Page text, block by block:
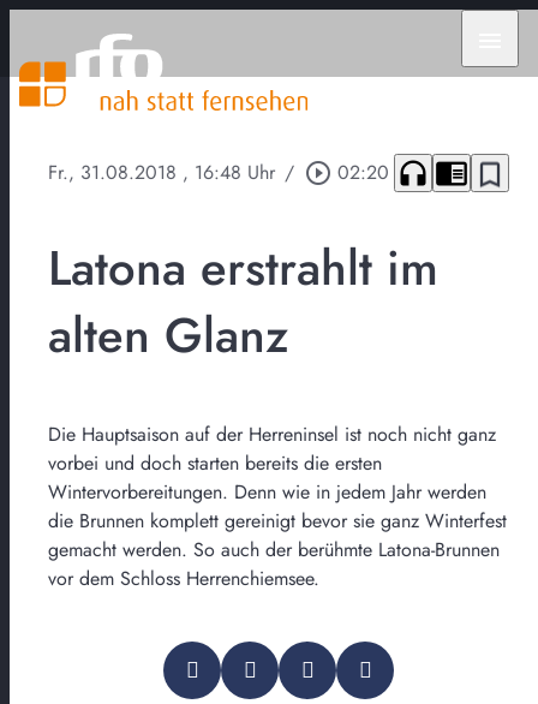
Fr., 31.08.2018 , 16:48 Uhr / play_circle_outline 02:20 headphones chrome_reader_mode bookmark_border
Latona erstrahlt im
alten Glanz
Die Hauptsaison auf der Herreninsel ist noch nicht ganz
vorbei und doch starten bereits die ersten
Wintervorbereitungen. Denn wie in jedem Jahr werden
die Brunnen komplett gereinigt bevor sie ganz Winterfest
gemacht werden. So auch der berühmte Latona-Brunnen
vor dem Schloss Herrenchiemsee.